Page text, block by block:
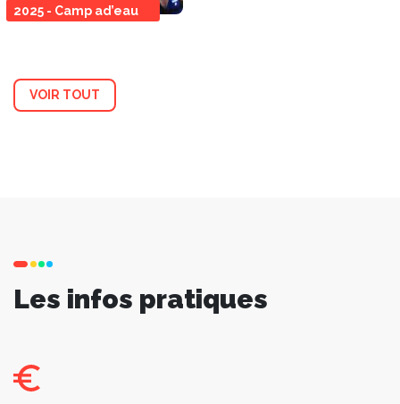
2025 - Camp ad’eau
VOIR TOUT
Les infos pratiques